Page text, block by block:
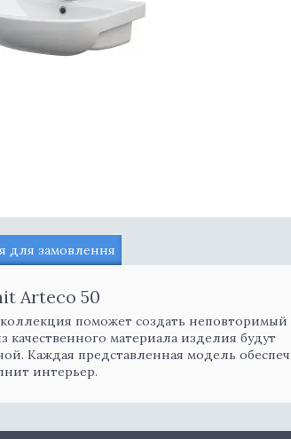
для замовлення
Arteco 50
поможет создать
материала изделия будут
Каждая представленная модель
интерьер.